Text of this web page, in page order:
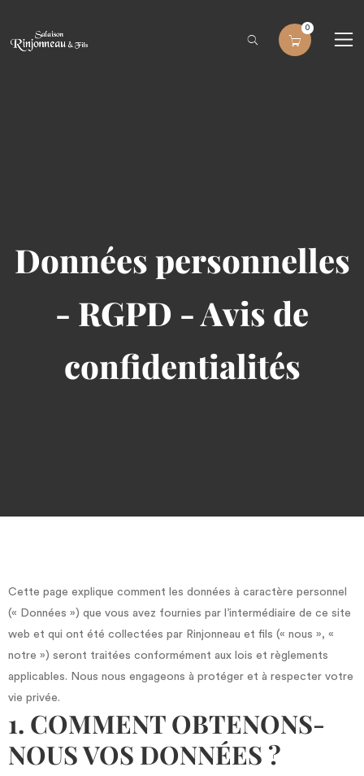
0
Données personnelles
- RGPD - Avis de
confidentialités
Cette page explique comment les données à caractère personnel
(« Données ») que vous avez fournies par l’intermédiaire de ce site
web et qui ont été collectées par Rinjonneau et fils (« nous », «
notre ») seront traitées conformément aux lois et règlements
applicables. Nous nous engageons à protéger et à respecter votre
vie privée.
1. COMMENT OBTENONS-
NOUS VOS DONNÉES ?